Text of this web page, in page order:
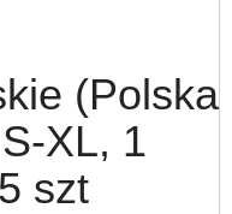
(Polska
XL, 1
szt